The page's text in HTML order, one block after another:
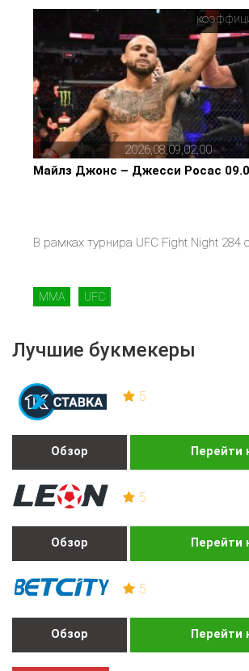
Лучшие букмекеры
5
Обзор Перейти
5
Обзор Перейти
5
Обзор Перейти
2026,08,09,02,00
Майлз Джонс – Джесси Росас
В рамках турнира UFC Fight Night 284
MMA UFC